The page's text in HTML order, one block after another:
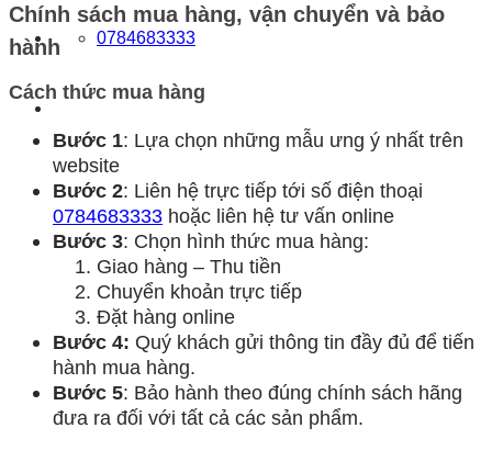
0784683333
Chính sách mua hàng, vận chuyển và bảo
hành
Cách thức mua hàng
Bước 1: Lựa chọn những mẫu ưng ý nhất trên
website
Bước 2: Liên hệ trực tiếp tới số điện thoại
0784683333 hoặc liên hệ tư vấn online
Bước 3: Chọn hình thức mua hàng:
Giao hàng – Thu tiền
Chuyển khoản trực tiếp
Đặt hàng online
Bước 4: Quý khách gửi thông tin đầy đủ để tiến
hành mua hàng.
Bước 5: Bảo hành theo đúng chính sách hãng
đưa ra đối với tất cả các sản phẩm.